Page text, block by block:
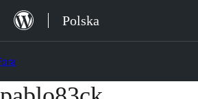
Przejdź
Polska
Przejdź